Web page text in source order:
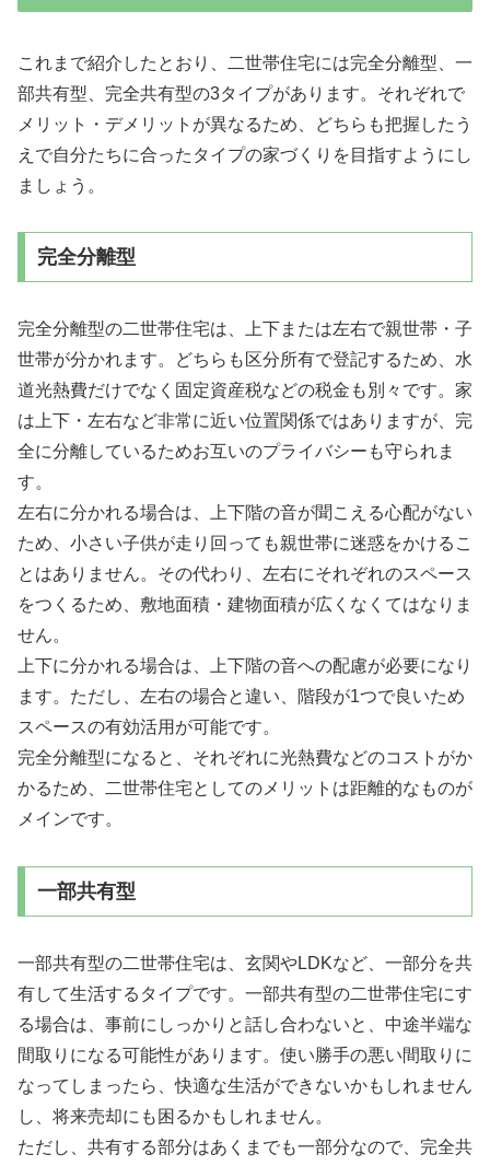
これまで紹介したとおり、二世帯住宅には完全分離型、一
部共有型、完全共有型の3タイプがあります。それぞれで
メリット・デメリットが異なるため、どちらも把握したう
えで自分たちに合ったタイプの家づくりを目指すようにし
ましょう。
完全分離型
完全分離型の二世帯住宅は、上下または左右で親世帯・子
世帯が分かれます。どちらも区分所有で登記するため、水
道光熱費だけでなく固定資産税などの税金も別々です。家
は上下・左右など非常に近い位置関係ではありますが、完
全に分離しているためお互いのプライバシーも守られま
す。
左右に分かれる場合は、上下階の音が聞こえる心配がない
ため、小さい子供が走り回っても親世帯に迷惑をかけるこ
とはありません。その代わり、左右にそれぞれのスペース
をつくるため、敷地面積・建物面積が広くなくてはなりま
せん。
上下に分かれる場合は、上下階の音への配慮が必要になり
ます。ただし、左右の場合と違い、階段が1つで良いため
スペースの有効活用が可能です。
完全分離型になると、それぞれに光熱費などのコストがか
かるため、二世帯住宅としてのメリットは距離的なものが
メインです。
一部共有型
一部共有型の二世帯住宅は、玄関やLDKなど、一部分を共
有して生活するタイプです。一部共有型の二世帯住宅にす
る場合は、事前にしっかりと話し合わないと、中途半端な
間取りになる可能性があります。使い勝手の悪い間取りに
なってしまったら、快適な生活ができないかもしれません
し、将来売却にも困るかもしれません。
ただし、共有する部分はあくまでも一部分なので、完全共